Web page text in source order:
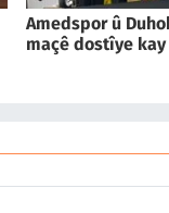
Amedspor û
maçê dostîye